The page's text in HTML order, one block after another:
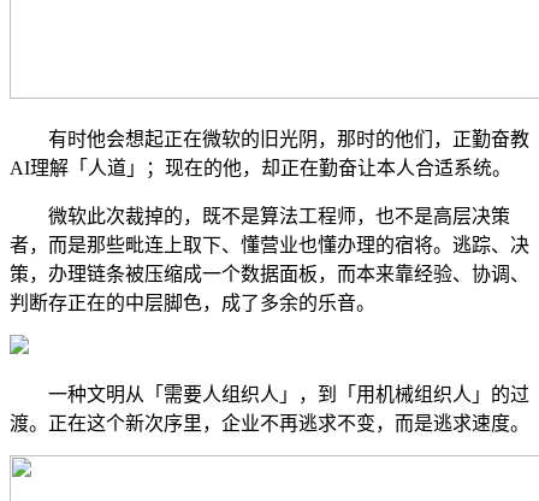
有时他会想起正在微软的旧光阴，那时的他们，正勤奋教
AI理解「人道」；现在的他，却正在勤奋让本人合适系统。
微软此次裁掉的，既不是算法工程师，也不是高层决策
者，而是那些毗连上取下、懂营业也懂办理的宿将。逃踪、决
策，办理链条被压缩成一个数据面板，而本来靠经验、协调、
判断存正在的中层脚色，成了多余的乐音。
一种文明从「需要人组织人」，到「用机械组织人」的过
渡。正在这个新次序里，企业不再逃求不变，而是逃求速度。